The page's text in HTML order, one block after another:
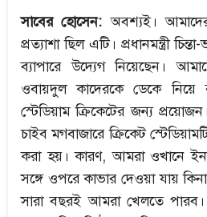
সাবের হোসেন:অবশ্যই।
প্রত্যাশা ছিল এটি। প্রধানমন্ত্রী
ব্যাপারে উদ্যেগ নিয়েছেন।
ওবায়দুল কাদেরকে ডেকে
স্টেডিয়াম ক্রিকেটের জন্য
চাইব মগবাজারে ক্রিকেট
করা হয়। কারণ, আমরা ওখানে
সঙ্গে ওপরে কাভার দেওয়া যায়
সারা বছরই আমরা খেলতে